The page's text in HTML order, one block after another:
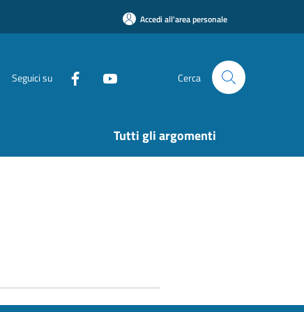
Accedi all'area personale
Seguici su Cerca
Tutti gli argomenti